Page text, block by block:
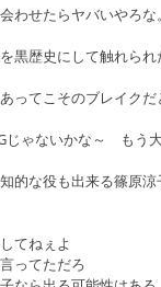
わせたらヤバいやろ
黒歴史にして触れら
ってこそのブレイクだ
じゃないかな～ もう
的な役も出来る篠原
てねぇよ
ってただろ